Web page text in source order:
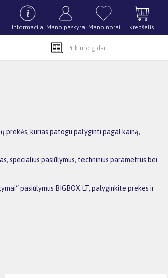
Informacija Mano paskyra Mano norai Krepšelis
Pirkimo gidai
prekės, kurias patogu palyginti pagal kainą,
specialius pasiūlymus, techninius parametrus bei
pasiūlymus BIGBOX.LT, palyginkite prekes ir